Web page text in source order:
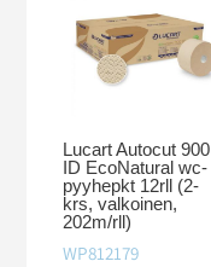
Lucart Autocut 900
ID EcoNatural wc-
pyyhepkt 12rll (2-
krs, valkoinen,
202m/rll)
WP812179